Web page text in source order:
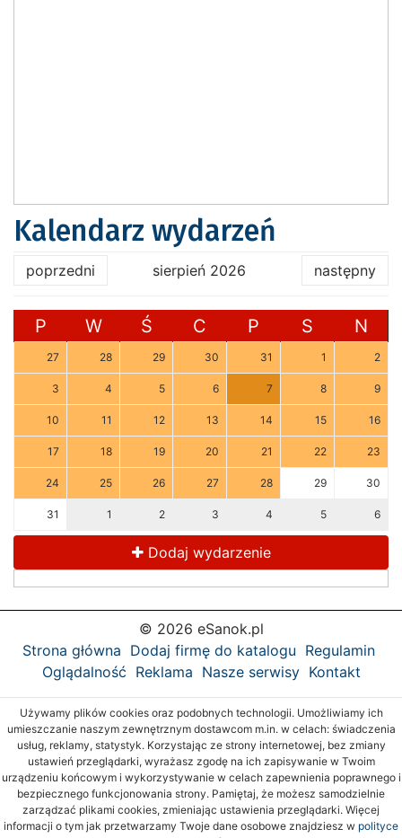
Kalendarz wydarzeń
poprzedni sierpień 2026 następny
P W Ś C P S N
27 28 29 30 31 1 2
3 4 5 6 7 8 9
10 11 12 13 14 15 16
17 18 19 20 21 22 23
24 25 26 27 28 29 30
31 1 2 3 4 5 6
Dodaj wydarzenie
© 2026 eSanok.pl
Strona główna Dodaj firmę do katalogu Regulamin
Oglądalność Reklama Nasze serwisy Kontakt
Używamy plików cookies oraz podobnych technologii. Umożliwiamy ich
umieszczanie naszym zewnętrznym dostawcom m.in. w celach: świadczenia
usług, reklamy, statystyk. Korzystając ze strony internetowej, bez zmiany
ustawień przeglądarki, wyrażasz zgodę na ich zapisywanie w Twoim
urządzeniu końcowym i wykorzystywanie w celach zapewnienia poprawnego i
bezpiecznego funkcjonowania strony. Pamiętaj, że możesz samodzielnie
zarządzać plikami cookies, zmieniając ustawienia przeglądarki. Więcej
informacji o tym jak przetwarzamy Twoje dane osobowe znajdziesz w polityce